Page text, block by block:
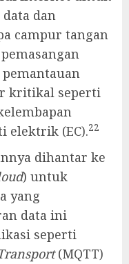
dan
campur tangan
kritikal seperti
elektrik (EC).22
dihantar ke
) untuk
yang
data ini
seperti
(MQTT)